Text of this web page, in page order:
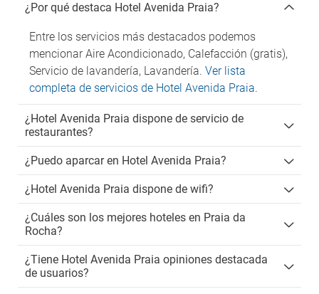
¿Por qué destaca Hotel Avenida Praia?
Entre los servicios más destacados podemos
mencionar Aire Acondicionado, Calefacción (gratis),
Servicio de lavandería, Lavandería. Ver lista
completa de servicios de Hotel Avenida Praia.
¿Hotel Avenida Praia dispone de servicio de
restaurantes?
¿Puedo aparcar en Hotel Avenida Praia?
¿Hotel Avenida Praia dispone de wifi?
¿Cuáles son los mejores hoteles en Praia da
Rocha?
¿Tiene Hotel Avenida Praia opiniones destacada
de usuarios?